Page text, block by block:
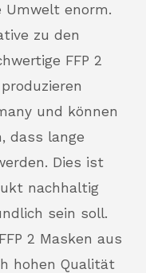
enorm.
zu den
FFP 2
und können
dass lange
Dies ist
nachhaltig
sein soll.
2 Masken aus
hohen Qualität